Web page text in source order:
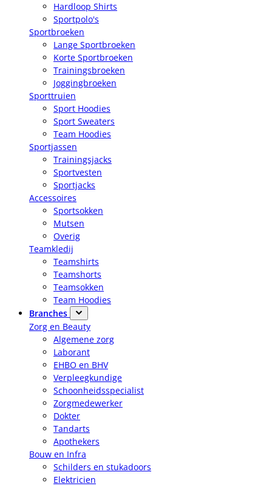
Hardloop Shirts
Sportpolo's
Sportbroeken
Lange Sportbroeken
Korte Sportbroeken
Trainingsbroeken
Joggingbroeken
Sporttruien
Sport Hoodies
Sport Sweaters
Team Hoodies
Sportjassen
Trainingsjacks
Sportvesten
Sportjacks
Accessoires
Sportsokken
Mutsen
Overig
Teamkledij
Teamshirts
Teamshorts
Teamsokken
Team Hoodies
Branches
Zorg en Beauty
Algemene zorg
Laborant
EHBO en BHV
Verpleegkundige
Schoonheidsspecialist
Zorgmedewerker
Dokter
Tandarts
Apothekers
Bouw en Infra
Schilders en stukadoors
Elektricien